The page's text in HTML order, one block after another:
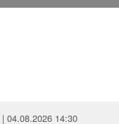
| 04.08.2026 14:30